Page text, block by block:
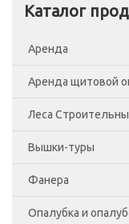
Каталог
Аренда
Аренда щитовой
Леса
Леса рамные
Помосты
Сетка фасадная
Вышки-туры
Вышка-тура
Вышка-тура
Фанера
Фанера Россия
Опалубка и